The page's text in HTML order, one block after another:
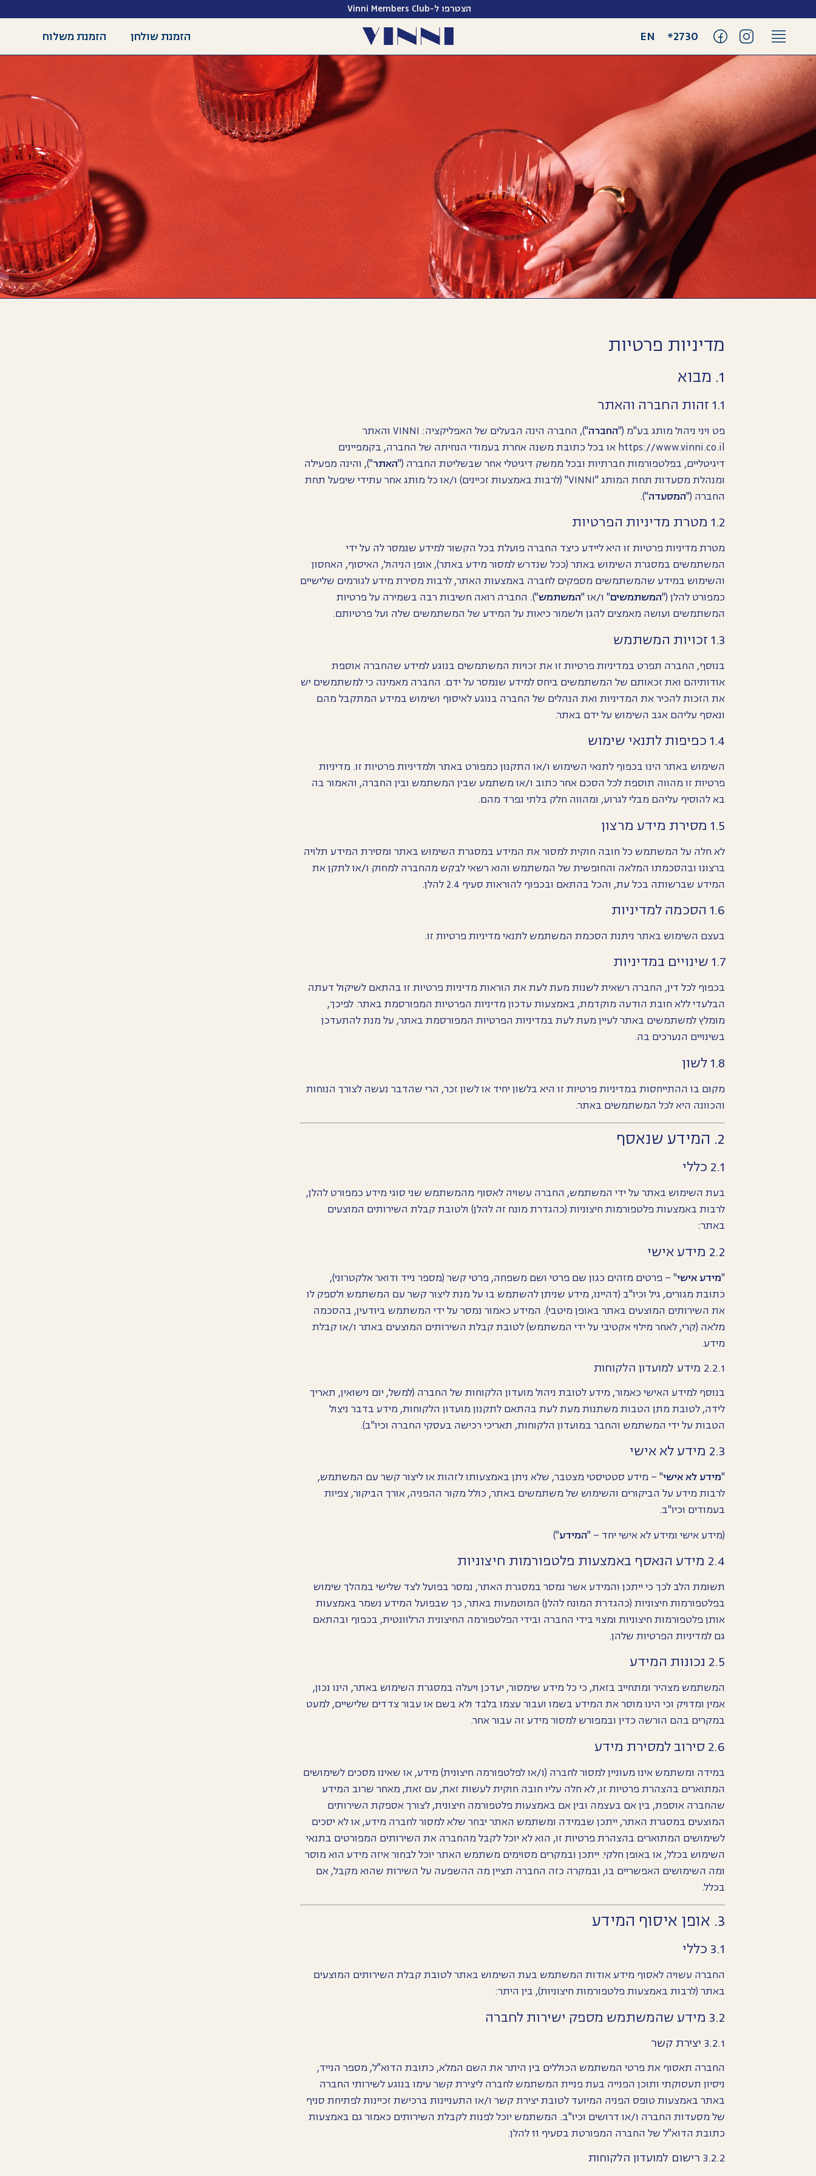
הצטרפו ל-Vinni Members Club
2730*
EN הזמנת שולחן הזמנת משלוח
מדיניות פרטיות
1. מבוא
1.1 זהות החברה והאתר
פט ויני ניהול מותג בע"מ ("החברה"), החברה הינה הבעלים של האפליקציה: VINNI והאתר
https://www.vinni.co.il או בכל כתובת משנה אחרת בעמודי הנחיתה של החברה, בקמפיינים
דיגיטליים, בפלטפורמות חברתיות ובכל ממשק דיגיטלי אחר שבשליטת החברה ("האתר"), והינה מפעילה
ומנהלת מסעדות תחת המותג "VINNI" (לרבות באמצעות זכיינים) ו/או כל מותג אחר עתידי שיפעל תחת
החברה ("המסעדה").
1.2 מטרת מדיניות הפרטיות
מטרת מדיניות פרטיות זו היא ליידע כיצד החברה פועלת בכל הקשור למידע שנמסר לה על ידי
המשתמשים במסגרת השימוש באתר (ככל שנדרש למסור מידע באתר), אופן הניהול, האיסוף, האחסון
והשימוש במידע שהמשתמשים מספקים לחברה באמצעות האתר, לרבות מסירת מידע לגורמים שלישיים
כמפורט להלן ("המשתמשים" ו/או "המשתמש"). החברה רואה חשיבות רבה בשמירה על פרטיות
המשתמשים ועושה מאמצים להגן ולשמור כיאות על המידע של המשתמשים שלה ועל פרטיותם.
1.3 זכויות המשתמש
בנוסף, החברה תפרט במדיניות פרטיות זו את זכויות המשתמשים בנוגע למידע שהחברה אוספת
אודותיהם ואת זכאותם של המשתמשים ביחס למידע שנמסר על ידם. החברה מאמינה כי למשתמשים יש
את הזכות להכיר את המדיניות ואת הנהלים של החברה בנוגע לאיסוף ושימוש במידע המתקבל מהם
ונאסף עליהם אגב השימוש על ידם באתר.
1.4 כפיפות לתנאי שימוש
השימוש באתר הינו בכפוף לתנאי השימוש ו/או התקנון כמפורט באתר ולמדיניות פרטיות זו. מדיניות
פרטיות זו מהווה תוספת לכל הסכם אחר כתוב ו/או משתמע שבין המשתמש ובין החברה, והאמור בה
בא להוסיף עליהם מבלי לגרוע, ומהווה חלק בלתי נפרד מהם.
1.5 מסירת מידע מרצון
לא חלה על המשתמש כל חובה חוקית למסור את המידע במסגרת השימוש באתר ומסירת המידע תלויה
ברצונו ובהסכמתו המלאה והחופשית של המשתמש והוא רשאי לבקש מהחברה למחוק ו/או לתקן את
המידע שברשותה בכל עת, והכל בהתאם ובכפוף להוראות סעיף 2.4 להלן.
1.6 הסכמה למדיניות
בעצם השימוש באתר ניתנת הסכמת המשתמש לתנאי מדיניות פרטיות זו.
1.7 שינויים במדיניות
בכפוף לכל דין, החברה רשאית לשנות מעת לעת את הוראות מדיניות פרטיות זו בהתאם לשיקול דעתה
הבלעדי ללא חובת הודעה מוקדמת, באמצעות עדכון מדיניות הפרטיות המפורסמת באתר. לפיכך,
מומלץ למשתמשים באתר לעיין מעת לעת במדיניות הפרטיות המפורסמת באתר, על מנת להתעדכן
בשינויים הנערכים בה.
1.8 לשון
מקום בו ההתייחסות במדיניות פרטיות זו היא בלשון יחיד או לשון זכר, הרי שהדבר נעשה לצורך הנוחות
והכוונה היא לכל המשתמשים באתר.
2. המידע שנאסף
2.1 כללי
בעת השימוש באתר על ידי המשתמש, החברה עשויה לאסוף מהמשתמש שני סוגי מידע כמפורט להלן,
לרבות באמצעות פלטפורמות חיצוניות (כהגדרת מונח זה להלן) ולטובת קבלת השירותים המוצעים
באתר:
2.2 מידע אישי
"מידע אישי" – פרטים מזהים כגון שם פרטי ושם משפחה, פרטי קשר (מספר נייד ודואר אלקטרוני),
כתובת מגורים, גיל וכיו"ב (דהיינו, מידע שניתן להשתמש בו על מנת ליצור קשר עם המשתמש ולספק לו
את השירותים המוצעים באתר באופן מיטבי). המידע כאמור נמסר על ידי המשתמש ביודעין, בהסכמה
מלאה (קרי, לאחר מילוי אקטיבי על ידי המשתמש) לטובת קבלת השירותים המוצעים באתר ו/או קבלת
מידע.
2.2.1 מידע למועדון הלקוחות
בנוסף למידע האישי כאמור, מידע לטובת ניהול מועדון הלקוחות של החברה (למשל, יום נישואין, תאריך
לידה, לטובת מתן הטבות משתנות מעת לעת בהתאם לתקנון מועדון הלקוחות, מידע בדבר ניצול
הטבות על ידי המשתמש והחבר במועדון הלקוחות, תאריכי רכישה בעסקי החברה וכיו"ב).
2.3 מידע לא אישי
"מידע לא אישי" – מידע סטטיסטי מצטבר, שלא ניתן באמצעותו לזהות או ליצור קשר עם המשתמש,
לרבות מידע על הביקורים והשימוש של משתמשים באתר, כולל מקור ההפניה, אורך הביקור, צפיות
בעמודים וכיו"ב.
(מידע אישי ומידע לא אישי יחד – "המידע")
2.4 מידע הנאסף באמצעות פלטפורמות חיצוניות
תשומת הלב לכך כי ייתכן והמידע אשר נמסר במסגרת האתר, נמסר בפועל לצד שלישי במהלך שימוש
בפלטפורמות חיצוניות (כהגדרת המונח להלן) המוטמעות באתר, כך שבפועל המידע נשמר באמצעות
אותן פלטפורמות חיצוניות ומצוי בידי החברה ובידי הפלטפורמה החיצונית הרלוונטית, בכפוף ובהתאם
גם למדיניות הפרטיות שלהן.
2.5 נכונות המידע
המשתמש מצהיר ומתחייב בזאת, כי כל מידע שימסור, יעדכן ויעלה במסגרת השימוש באתר, הינו נכון,
אמין ומדויק וכי הינו מוסר את המידע בשמו ועבור עצמו בלבד ולא בשם או עבור צדדים שלישיים, למעט
במקרים בהם הורשה כדין ובמפורש למסור מידע זה עבור אחר.
2.6 סירוב למסירת מידע
במידה ומשתמש אינו מעוניין למסור לחברה (ו/או לפלטפורמה חיצונית) מידע, או שאינו מסכים לשימושים
המתוארים בהצהרת פרטיות זו, לא חלה עליו חובה חוקית לעשות זאת, עם זאת, מאחר שרוב המידע
שהחברה אוספת, בין אם בעצמה ובין אם באמצעות פלטפורמה חיצונית, לצורך אספקת השירותים
המוצעים במסגרת האתר, ייתכן שבמידה ומשתמש האתר יבחר שלא למסור לחברה מידע, או לא יסכים
לשימושים המתוארים בהצהרת פרטיות זו, הוא לא יוכל לקבל מהחברה את השירותים המפורטים בתנאי
השימוש בכלל, או באופן חלקי. ייתכן ובמקרים מסוימים משתמש האתר יוכל לבחור איזה מידע הוא מוסר
ומה השימושים האפשריים בו, ובמקרה כזה החברה תציין מה ההשפעה על השירות שהוא מקבל, אם
בכלל.
3. אופן איסוף המידע
3.1 כללי
החברה עשויה לאסוף מידע אודות המשתמש בעת השימוש באתר לטובת קבלת השירותים המוצעים
באתר (לרבות באמצעות פלטפורמות חיצוניות), בין היתר:
3.2 מידע שהמשתמש מספק ישירות לחברה
3.2.1 יצירת קשר
החברה תאסוף את פרטי המשתמש הכוללים בין היתר את השם המלא, כתובת הדוא"ל, מספר הנייד,
ניסיון תעסוקתי ותוכן הפנייה בעת פניית המשתמש לחברה ליצירת קשר עימו בנוגע לשירותי החברה
באתר באמצעות טופס הפניה המיועד לטובת יצירת קשר ו/או התעניינות ברכישת זכיינות לפתיחת סניף
של מסעדות החברה ו/או דרושים וכיו"ב. המשתמש יוכל לפנות לקבלת השירותים כאמור גם באמצעות
כתובת הדוא"ל של החברה המפורטת בסעיף 11 להלן.
3.2.2 רישום למועדון הלקוחות